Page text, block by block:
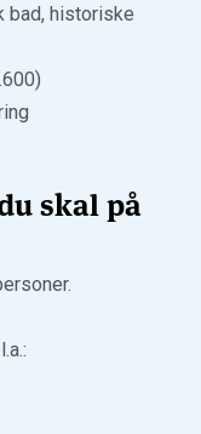
bad, historiske
skal på